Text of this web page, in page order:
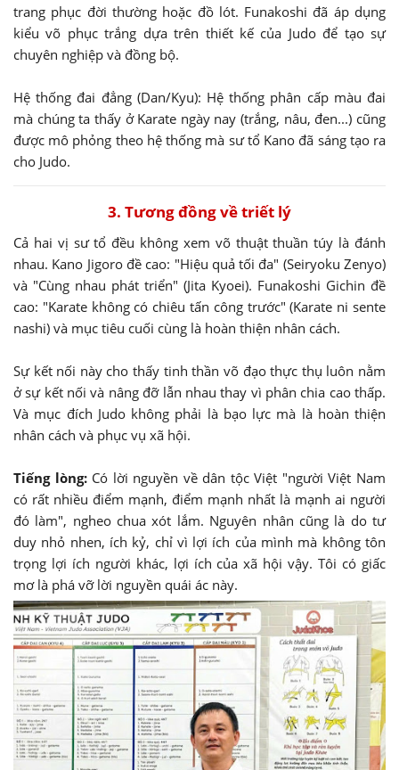
trang phục đời thường hoặc đồ lót. Funakoshi đã áp dụng
kiểu võ phục trắng dựa trên thiết kế của Judo để tạo sự
chuyên nghiệp và đồng bộ.
Hệ thống đai đẳng (Dan/Kyu): Hệ thống phân cấp màu đai
mà chúng ta thấy ở Karate ngày nay (trắng, nâu, đen...) cũng
được mô phỏng theo hệ thống mà sư tổ Kano đã sáng tạo ra
cho Judo.
3. Tương đồng về triết lý
Cả hai vị sư tổ đều không xem võ thuật thuần túy là đánh
nhau. Kano Jigoro đề cao: "Hiệu quả tối đa" (Seiryoku Zenyo)
và "Cùng nhau phát triển" (Jita Kyoei). Funakoshi Gichin đề
cao: "Karate không có chiêu tấn công trước" (Karate ni sente
nashi) và mục tiêu cuối cùng là hoàn thiện nhân cách.
Sự kết nối này cho thấy tinh thần võ đạo thực thụ luôn nằm
ở sự kết nối và nâng đỡ lẫn nhau thay vì phân chia cao thấp.
Và mục đích Judo không phải là bạo lực mà là hoàn thiện
nhân cách và phục vụ xã hội.
Tiếng lòng: Có lời nguyền về dân tộc Việt "người Việt Nam
có rất nhiều điểm mạnh, điểm mạnh nhất là mạnh ai người
đó làm", ngheo chua xót lắm. Nguyên nhân cũng là do tư
duy nhỏ nhen, ích kỷ, chỉ vì lợi ích của mình mà không tôn
trọng lợi ích người khác, lợi ích của xã hội vậy. Tôi có giấc
mơ là phá vỡ lời nguyền quái ác này.